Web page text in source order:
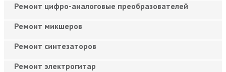
Ремонт цифро-аналоговые преобразователей
Ремонт микшеров
Ремонт синтезаторов
Ремонт электрогитар